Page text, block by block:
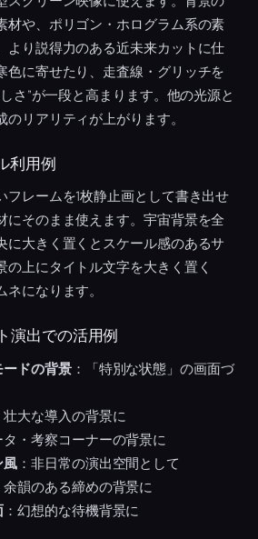
材や、ポリゴン・ホログラム系の素
より説得力のある近未来カットに仕
色に寄せたり、走査線・グリッチを
さ”が一段と高まります。他の光源と
リアリティが上がります。
利用例
フレームを1枚静止画として書き出せ
にそのまま使えます。宇宙背景を全
に大きく置くとスケール感のあるサ
の上にタイトル文字を大きく置く
になります。
演出での活用例
ドの背景：「特別な状態」の画面づ
壮大な導入の背景に
タ・考察コーナーの背景に
風 ：非日常の演出空間として
余韻のある締めの背景に
：幻想的な待機背景に